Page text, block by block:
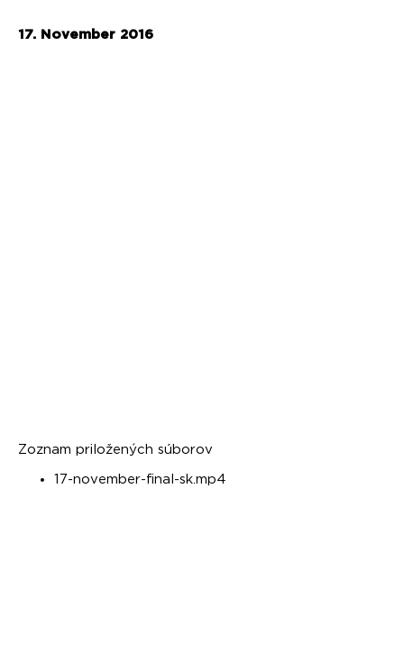
17. November 2016
Zoznam priložených súborov
17-november-final-sk.mp4